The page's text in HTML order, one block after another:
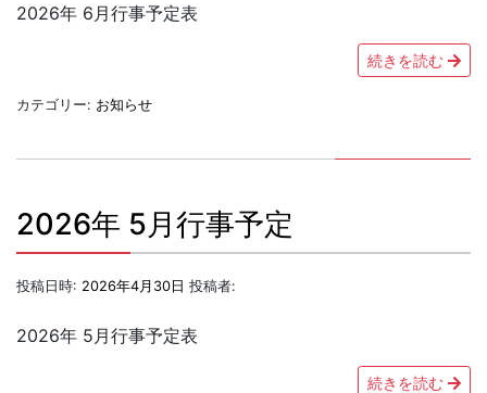
2026年 6月行事予定表
続きを読む
カテゴリー: お知らせ
2026年 5月行事予定
投稿日時: 2026年4月30日 投稿者:
2026年 5月行事予定表
続きを読む